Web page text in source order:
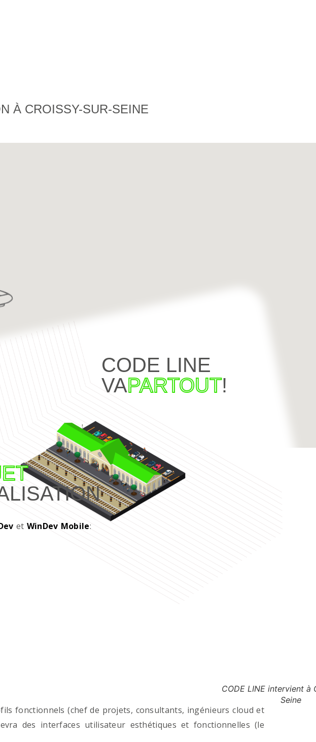
À CROISSY-SUR-SEINE
CODE LINE
VAPARTOUT!
et WinDev Mobile:
fonctionnels (chef de projets, consultants, ingénieurs cloud et
des interfaces utilisateur esthétiques et fonctionnelles (le
CODE LINE intervient à
Seine